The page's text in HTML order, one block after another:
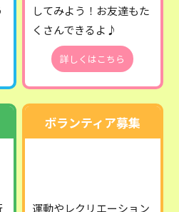
してみよう！お友達もた
くさんできるよ♪
詳しくはこちら
ボランティア募集
運動やレクリエーション